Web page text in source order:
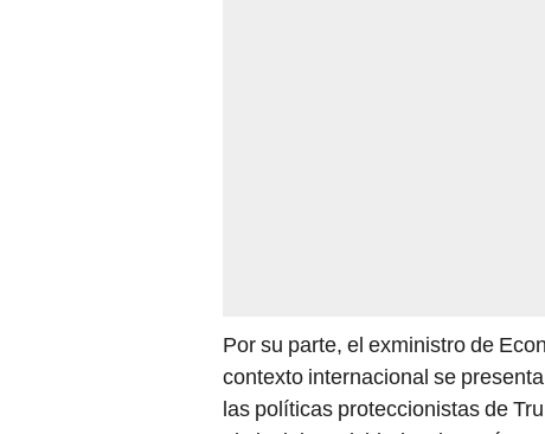
Por su parte, el exministro de
contexto internacional se
las políticas proteccionistas de